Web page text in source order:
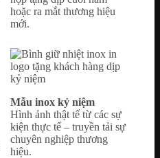
hoặc ra mắt thương hiệu
mới.
Mẫu inox kỷ niệm
Hình ảnh thật tế từ các sự
kiện thực tế – truyền tải sự
chuyên nghiệp thương
hiệu.